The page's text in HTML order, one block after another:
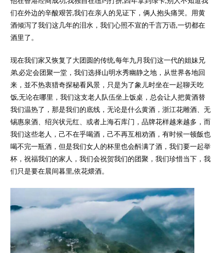
们在外边的辛酸艰苦,我们在亲人的见证下，俩人抱头痛哭。用黄
酒倾泻了我们这几年的泪水，我们心照不宣的千言万语,一切都在
酒里了。
现在我们家又恢复了大团圆的传统,每年九月我们这一代的姐妹兄
弟,必定会团聚一堂，我们选择山明水秀幽静之地，从世界各地回
来，並不热衷猎奇探秘看风景，只是为了象儿时坐在一起聊天吃
饭,无论在哪里，我们这支老人队伍坐上饭桌，总会让人把黄酒替
我们温热了，那是我们的底线，无论是什么黄酒，浙江花雕酒、无
锡惠泉酒、绍兴状元红、或者上海石库门，品牌花样越来越多，而
我们这些老人，己不在乎喝酒，己不再互相劝酒，有时候一顿飯也
喝不完一瓶酒，但是我们女人的杯里也会酙满了酒，我们要一起举
杯，祝福我们的家人，我们会祝贺我们的团聚，我们珍惜当下，我
们只是要在晨间暮里,依花煨酒。